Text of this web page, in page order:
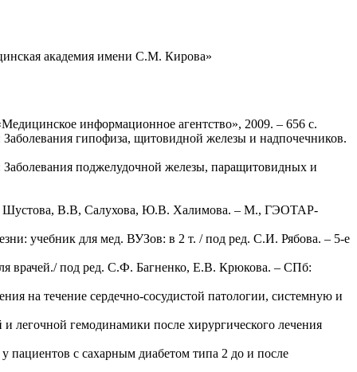
академия имени С.М. Кирова»
информационное агентство», 2009. – 656 с.
гипофиза, щитовидной железы и надпочечников.
поджелудочной железы, паращитовидных и
Шустова, В.В, Салухова, Ю.В. Халимова. – М., ГЭОТАР-
учебник для мед. ВУЗов: в 2 т. / под ред. С.И. Рябова. – 5-е
врачей./ под ред. С.Ф. Багненко, Е.В. Крюкова. – СПб:
на течение сердечно-сосудистой патологии, системную и
гемодинамики после хирургического лечения
с сахарным диабетом типа 2 до и после